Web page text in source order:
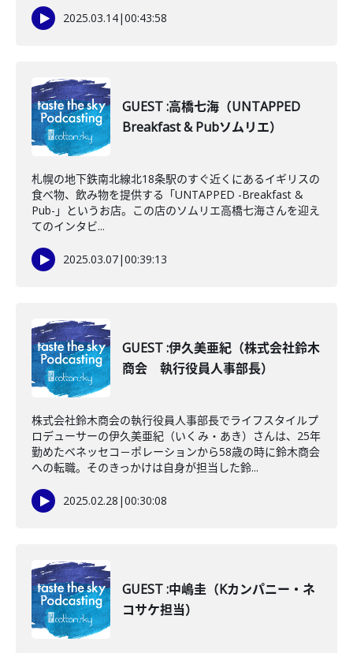
2025.03.14|00:43:58
GUEST :高橋七海（UNTAPPED
Breakfast & Pubソムリエ）
札幌の地下鉄南北線北18条駅のすぐ近くにあるイギリスの
食べ物、飲み物を提供する「UNTAPPED -Breakfast &
Pub-」というお店。この店のソムリエ高橋七海さんを迎え
てのインタビ...
2025.03.07|00:39:13
GUEST :伊久美亜紀（株式会社鈴木
商会 執行役員人事部長）
株式会社鈴木商会の執行役員人事部長でライフスタイルプ
ロデューサーの伊久美亜紀（いくみ・あき）さんは、25年
勤めたベネッセコ－ポレーションから58歳の時に鈴木商会
への転職。そのきっかけは自身が担当した鈴...
2025.02.28 |00:30:08
GUEST :中嶋圭（Kカンパニー・ネ
コサケ担当）